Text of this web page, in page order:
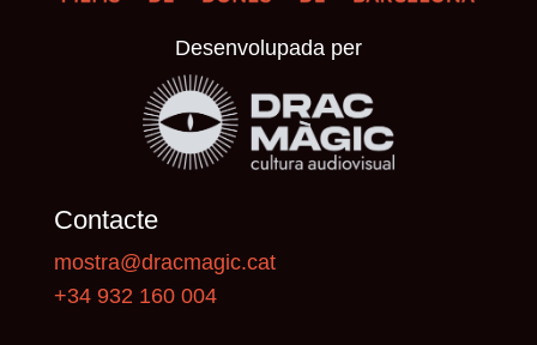
Desenvolupada per
Contacte
mostra@dracmagic.cat
+34 932 160 004